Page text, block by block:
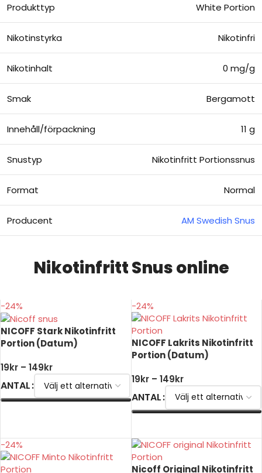
Produkttyp White Portion
Nikotinstyrka Nikotinfri
Nikotinhalt 0 mg/g
Smak Bergamott
Innehåll/förpackning 11 g
Snustyp Nikotinfritt Portionssnus
Format Normal
Producent AM Swedish Snus
Nikotinfritt Snus online
-24%
NICOFF Stark Nikotinfritt
Portion (Datum)
19kr – 149kr
ANTAL
-24%
NICOFF Lakrits Nikotinfritt
Portion (Datum)
19kr – 149kr
ANTAL
-24%
Nicoff Original Nikotinfritt